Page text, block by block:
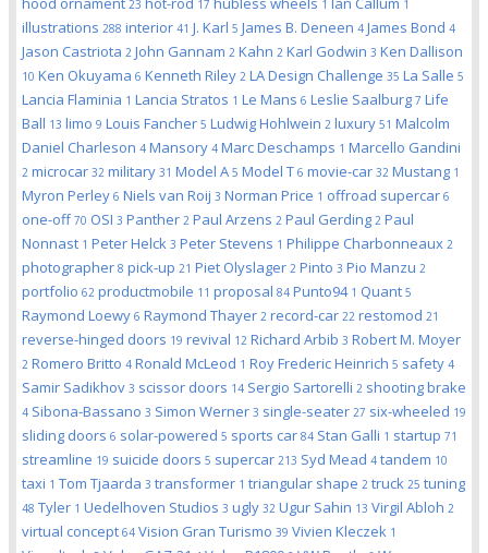
23 17 1 1
illustrations 288 interior 41 J. Karl 5 James B. Deneen 4 James Bond 4
Jason Castriota 2 John Gannam 2 Kahn 2 Karl Godwin 3 Ken Dallison
10 Ken Okuyama 6 Kenneth Riley 2 LA Design Challenge 35 La Salle 5
Lancia Flaminia 1 Lancia Stratos 1 Le Mans 6 Leslie Saalburg 7 Life
Ball 13 limo 9 Louis Fancher 5 Ludwig Hohlwein 2 luxury 51 Malcolm
Daniel Charleson 4 Mansory 4 Marc Deschamps 1 Marcello Gandini
2 microcar 32 military 31 Model A 5 Model T 6 movie-car 32 Mustang 1
Myron Perley 6 Niels van Roij 3 Norman Price 1 offroad supercar 6
one-off70 OSI 3 Panther 2 Paul Arzens 2 Paul Gerding 2 Paul
Nonnast 1 Peter Helck 3 Peter Stevens 1 Philippe Charbonneaux 2
photographer 8 pick-up 21 Piet Olyslager 2 Pinto 3 Pio Manzu 2
portfolio 62 productmobile 11 proposal 84 Punto94 1 Quant 5
Raymond Loewy 6 Raymond Thayer 2 record-car 22 restomod 21
reverse-hinged doors 19 revival 12 Richard Arbib 3 Robert M. Moyer
2 Romero Britto 4 Ronald McLeod 1 Roy Frederic Heinrich 5 safety 4
Samir Sadikhov 3 scissor doors 14 Sergio Sartorelli 2 shooting brake
4 Sibona-Bassano 3 Simon Werner 3 single-seater 27 six-wheeled 19
sliding doors 6 solar-powered 5 sports car 84 Stan Galli 1 startup 71
streamline 19 suicide doors 5 supercar 213 Syd Mead 4 tandem 10
taxi 1 Tom Tjaarda 3 transformer 1 triangular shape 2 truck 25 tuning
48 Tyler 1 Uedelhoven Studios 3 ugly 32 Ugur Sahin 13 Virgil Abloh 2
virtual concept 64 Vision Gran Turismo 39 Vivien Kleczek 1